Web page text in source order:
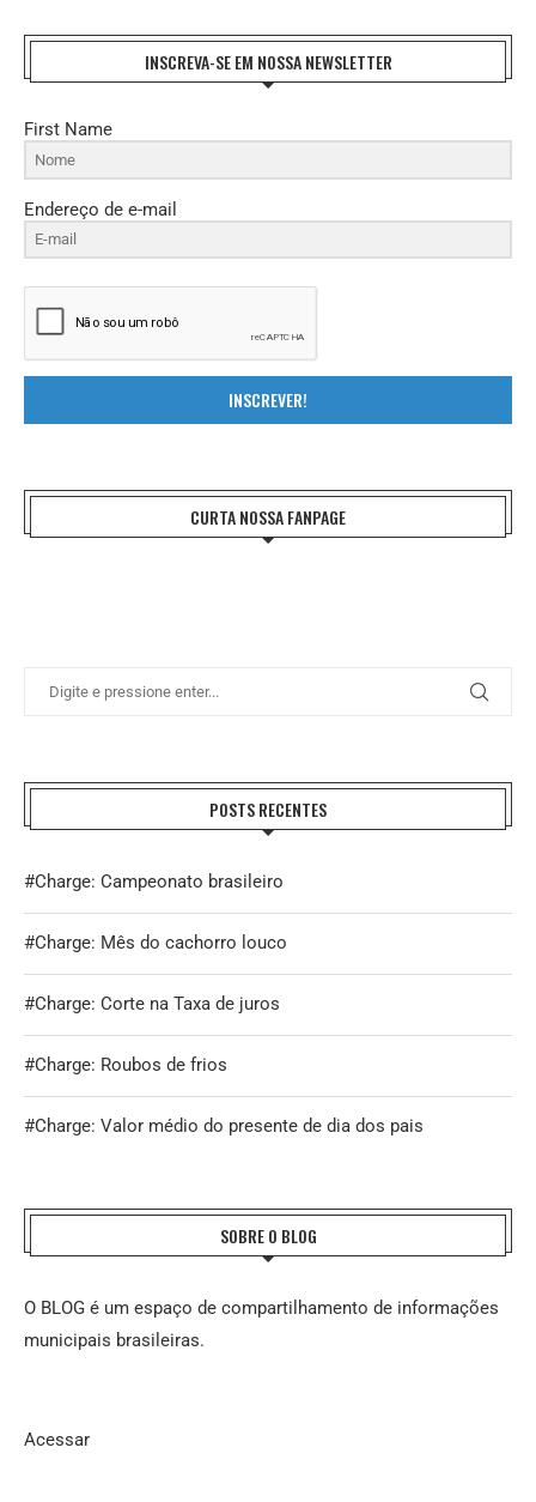
INSCREVA-SE EM NOSSA NEWSLETTER
First Name
Endereço de e-mail
INSCREVER!
CURTA NOSSA FANPAGE
POSTS RECENTES
#Charge: Campeonato brasileiro
#Charge: Mês do cachorro louco
#Charge: Corte na Taxa de juros
#Charge: Roubos de frios
#Charge: Valor médio do presente de dia dos pais
SOBRE O BLOG
O BLOG é um espaço de compartilhamento de informações
municipais brasileiras.
Acessar